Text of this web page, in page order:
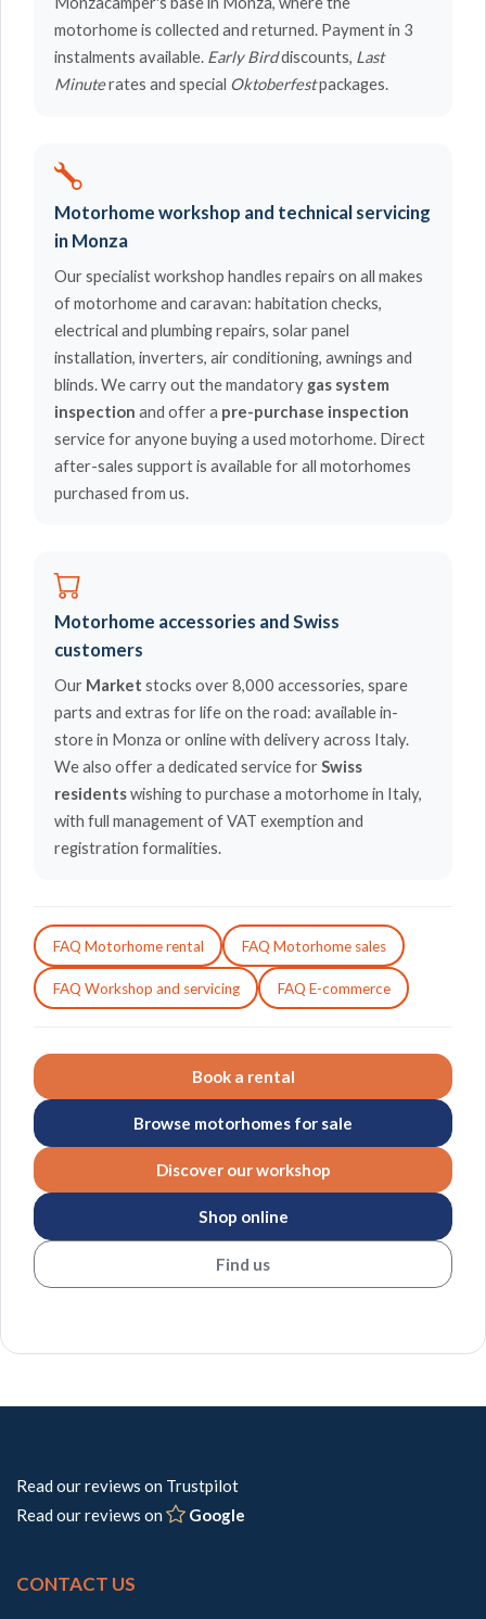
motorhome is collected and returned. Payment in 3
instalments available. Early Birddiscounts, Last
Minuterates and special Oktoberfestpackages.
Motorhome workshop and technical servicing
in Monza
Our specialist workshop handles repairs on all makes
of motorhome and caravan: habitation checks,
electrical and plumbing repairs, solar panel
installation, inverters, air conditioning, awnings and
blinds. We carry out the mandatory gas system
inspection and offer a pre-purchase inspection
service for anyone buying a used motorhome. Direct
after-sales support is available for all motorhomes
purchased from us.
Motorhome accessories and Swiss
customers
Our Market stocks over 8,000 accessories, spare
parts and extras for life on the road: available in-
store in Monza or online with delivery across Italy.
We also offer a dedicated service for Swiss
residentswishing to purchase a motorhome in Italy,
with full management of VAT exemption and
registration formalities.
FAQ Motorhome rental FAQ Motorhome sales
FAQ Workshop and servicing FAQ E-commerce
Book a rental
Browse motorhomes for sale
Discover our workshop
Shop online
Find us
Read our reviews on Trustpilot
Read our reviews on
Google
CONTACT US